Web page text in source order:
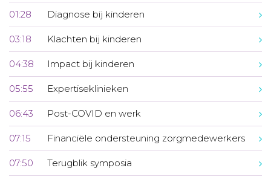
01:28 Diagnose bij kinderen
03:18 Klachten bij kinderen
04:38 Impact bij kinderen
05:55 Expertiseklinieken
06:43 Post-COVID en werk
07:15 Financiële ondersteuning zorgmedewerkers
07:50 Terugblik symposia